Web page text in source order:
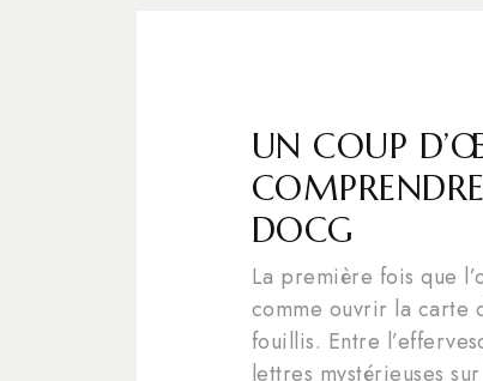
UN COUP
DOCG
La première fois que
comme ouvrir la carte
fouillis. Entre
lettres mystérieuses